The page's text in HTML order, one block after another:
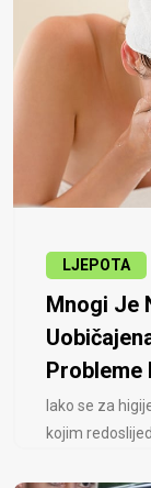
LJEPOTA
Mnogi Je
Probleme
Iako se za
kojim redoslijed..